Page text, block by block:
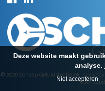
© 2026 Schaap Geluidstechniek - privacy
door
Deze website maakt
analyse.
Niet accepteren